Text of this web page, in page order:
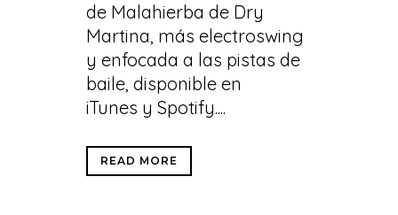
de Malahierba de Dry
Martina, más electroswing
y enfocada a las pistas de
baile, disponible en
iTunes y Spotify....
READ MORE